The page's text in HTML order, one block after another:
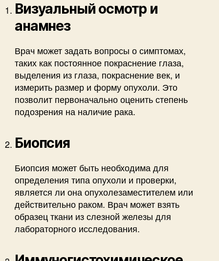
Визуальный осмотр и
анамнез
Врач может задать вопросы о симптомах,
таких как постоянное покраснение глаза,
выделения из глаза, покраснение век, и
измерить размер и форму опухоли. Это
позволит первоначально оценить степень
подозрения на наличие рака.
Биопсия
Биопсия может быть необходима для
определения типа опухоли и проверки,
является ли она опухолезаместителем или
действительно раком. Врач может взять
образец ткани из слезной железы для
лабораторного исследования.